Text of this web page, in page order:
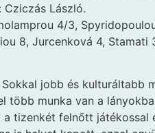
Cziczás László.
4/3,
8, Jurcenková 4,
Sokkal jobb és kulturáltabb
több munka van a
tizenkét felnőtt játékossal